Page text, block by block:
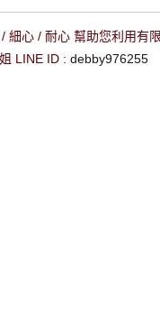
細心 / 耐心 幫助您利用有
LINE ID : debby976255